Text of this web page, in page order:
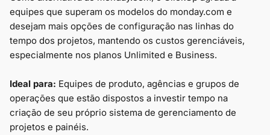
equipes que superam os modelos do monday.com e
desejam mais opções de configuração nas linhas do
tempo dos projetos, mantendo os custos gerenciáveis,
especialmente nos planos Unlimited e Business.
Ideal para: Equipes de produto, agências e grupos de
operações que estão dispostos a investir tempo na
criação de seu próprio sistema de gerenciamento de
projetos e painéis.